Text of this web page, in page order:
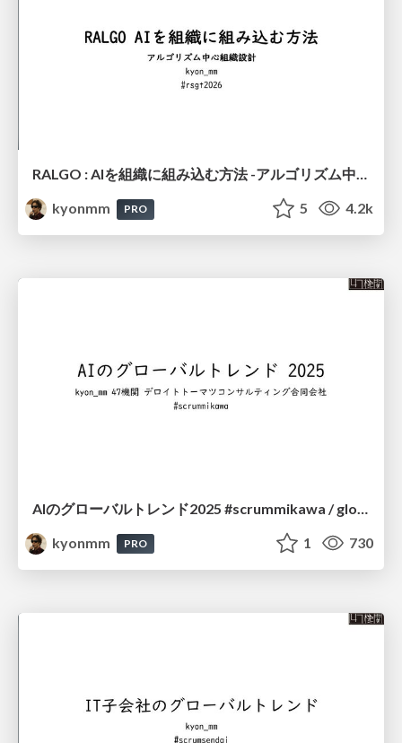
RALGO : AIを組織に組み込む方法 -アルゴリズム中心組織設計- #RSGT2026 / RALGO: How to Integrate AI into an Organization – Algorithm-Centric Organizational Design
kyonmm
PRO 5 4.2k
AIのグローバルトレンド2025 #scrummikawa / global ai trend
kyonmm
PRO 1 730